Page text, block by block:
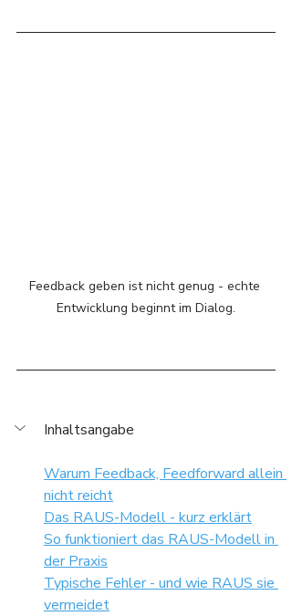
Feedback geben ist nicht genug - echte
Entwicklung beginnt im Dialog.
Inhaltsangabe
Warum Feedback, Feedforward allein
nicht reicht
Das RAUS-Modell - kurz erklärt
So funktioniert das RAUS-Modell in
der Praxis
Typische Fehler - und wie RAUS sie
vermeidet